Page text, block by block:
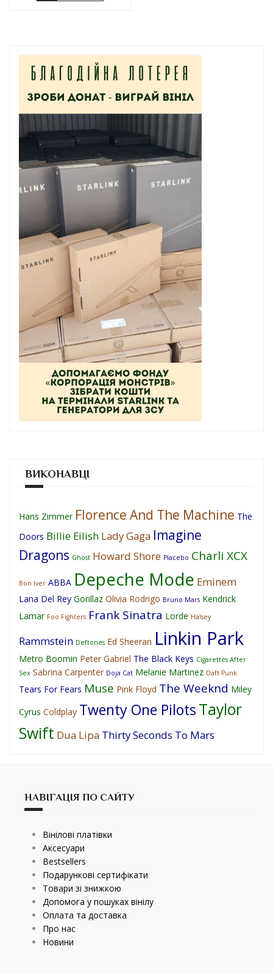
ВИКОНАВЦІ
Hans Zimmer Florence And The Machine The
Doors Billie Eilish Lady Gaga Imagine
Dragons Ghost Howard Shore Placebo Charli XCX
Bon Iver ABBA Depeche Mode Eminem
Lana Del Rey Gorillaz Olivia Rodrigo Bruno Mars Kendrick
Lamar Foo Fighters Frank Sinatra Lorde Halsey
Rammstein Deftones Ed Sheeran Linkin Park
Metro Boomin Peter Gabriel The Black Keys Cigarettes After
Sex Sabrina Carpenter Doja Cat Melanie Martinez Daft Punk
Tears For Fears Muse Pink Floyd The Weeknd Miley
Cyrus Coldplay Twenty One PilotsTaylor
Swift Dua Lipa Thirty Seconds To Mars
НАВІГАЦІЯ ПО САЙТУ
Вінілові платівки
Аксесуари
Bestsellers
Подарункові сертифікати
Товари зі знижкою
Допомога у пошуках вінілу
Оплата та доставка
Про нас
Новини